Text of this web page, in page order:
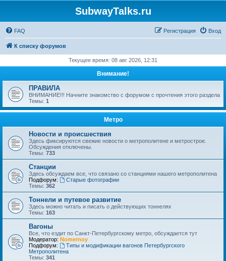
SubwayTalks.ru
FAQ Вход
Регистрация
К списку форумов
Текущее время: 08 авг 2026, 12:31
Внимание!
ПРАВИЛА
ВНИМАНИЕ!!! Начните знакомство с форумом с прочтения этого раздела
Темы: 1
Метро
Новости и происшествия
Здесь фиксируются свежие новости о метрополитене и метрострое.
Обсуждения отключены.
Темы: 733
Станции
Здесь обсуждаем все, что связано со станциями нашего метрополитена
Подфорум:
Старые фотографии
Темы: 362
Тоннели и путевое развитие
Здесь можно читать и писать о действующих тоннелях
Темы: 163
Вагоны
Все, что ездит по Санкт-Петербургскому метро, обсуждается тут
Модератор: Nomernoy
Подфорум:
Типы и модификации вагонов Петербургского
Метрополитена
Темы: 341